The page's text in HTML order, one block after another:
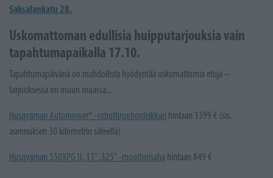
Saksalankatu 28.
Uskomattoman edullisia huipputarjouksia vain
tapahtumapaikalla 17.10.
Tapahtumapäivänä on mahdollista hyödyntää uskomattomia etuja –
tarjouksessa on muun muassa...
Husqvarnan Automower® -robottiruohonleikkuri hintaan 1399 € (sis.
asennuksen 30 kilometrin säteellä)
Husqvarnan 550XPG II, 13" .325" -moottorisaha hintaan 849 €